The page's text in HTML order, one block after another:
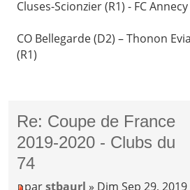
Cluses-Scionzier (R1) - FC
CO Bellegarde (D2) – Thonon
(R1)
Re: Coupe de France
2019-2020 - Clubs du
74
parstbaurl » Dim Sep 29,